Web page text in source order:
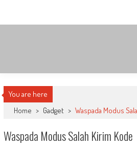
content
You are here
Home > Gadget > Waspada Modus
Waspada Modus Salah Kirim Kode